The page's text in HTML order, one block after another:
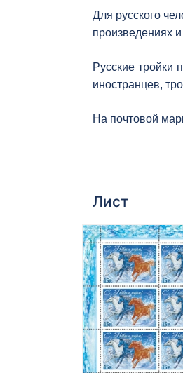
Для русского
произведениях
Русские тройки
иностранцев,
На почтовой
Лист